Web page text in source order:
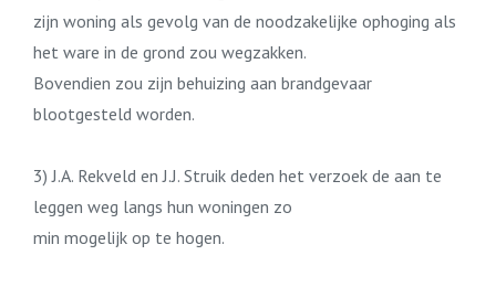
zijn woning als gevolg van de noodzakelijke ophoging als
het ware in de grond zou wegzakken.
Bovendien zou zijn behuizing aan brandgevaar
blootgesteld worden.
3) J.A. Rekveld en J.J. Struik deden het verzoek de aan te
leggen weg langs hun woningen zo
min mogelijk op te hogen.